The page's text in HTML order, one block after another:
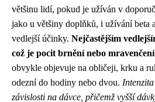
většinu lidí, pokud je užíván v
jako u většiny doplňků, i užívání beta
vedlejší účinky. Nejčastějším
což je pocit brnění nebo
obvykle objevuje na obličeji, krku a
odezní do hodiny nebo dvou.
závislosti na dávce, přičemž vyšší